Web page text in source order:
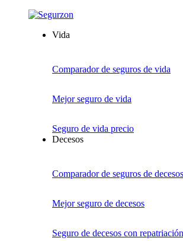
Vida
Comparador de seguros de vida
Mejor seguro de vida
Seguro de vida precio
Decesos
Comparador de seguros de decesos
Mejor seguro de decesos
Seguro de decesos con repatriación